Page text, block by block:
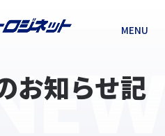
MENU
お知らせ記